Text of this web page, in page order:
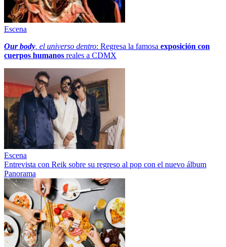
Escena
Our body , el universo dentro: Regresa la famosa exposición con
cuerpos humanos reales a CDMX
Escena
Entrevista con Reik sobre su regreso al pop con el nuevo álbum
Panorama